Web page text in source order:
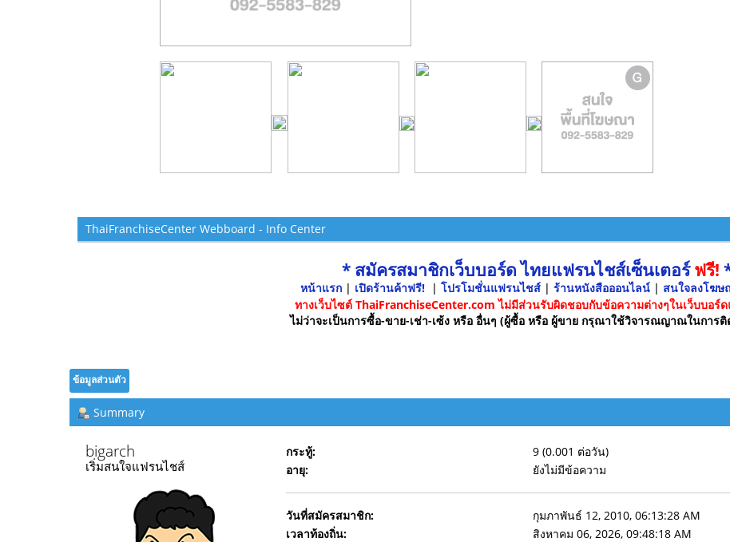
ThaiFranchiseCenter Webboard - Info Center
* สมัครสมาชิกเว็บบอร์ด ไทยแฟรนไชส์เซ็นเตอร์ฟรี!
หน้าแรก| เปิดร้านค้าฟรี! | โปรโมชั่นแฟรนไชส์ | ร้านหนังสือออนไลน์ | สนใจลงโฆษ
ทางเว็บไซต์ ThaiFranchiseCenter.com ไม่มีส่วนรับผิดชอบกับข้อความต่างๆในเว็บบอร์ด
ไม่ว่าจะเป็นการซื้อ-ขาย-เช่า-เซ้ง หรือ อื่นๆ (ผู้ซื้อ หรือ ผู้ขาย กรุณาใช้วิจารณญาณในการติ
ข้อมูลส่วนตัว
Summary
bigarch
เริ่มสนใจแฟรนไชส์
กระทู้:
9 (0.001 ต่อวัน)
อายุ:
ยังไม่มีข้อความ
วันที่สมัครสมาชิก:
กุมภาพันธ์ 12, 2010, 06:13:28 AM
เวลาท้องถิ่น:
สิงหาคม 06, 2026, 09:48:18 AM